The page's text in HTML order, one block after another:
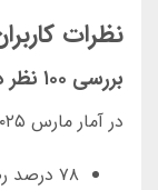
نظرات
بررسی ۱۰۰ نظر در سه ماه اخیر
در آمار مارس ۲۰۲۵:
۷۸ درصد رضایت کامل داشتند